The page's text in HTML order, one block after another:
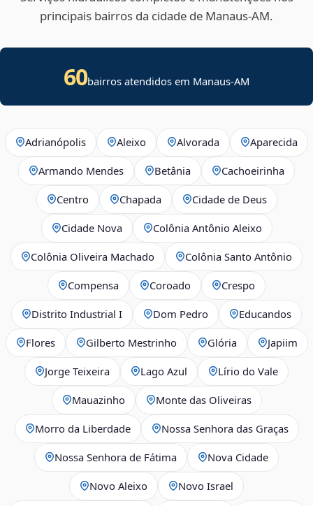
principais bairros da cidade de Manaus‑AM.
60bairros atendidos em Manaus-AM
Adrianópolis Aleixo Alvorada Aparecida
Armando Mendes Betânia Cachoeirinha
Centro Chapada Cidade de Deus
Cidade Nova Colônia Antônio Aleixo
Colônia Oliveira Machado Colônia Santo Antônio
Compensa Coroado Crespo
Distrito Industrial I Dom Pedro Educandos
Flores Gilberto Mestrinho Glória Japiim
Jorge Teixeira Lago Azul Lírio do Vale
Mauazinho Monte das Oliveiras
Morro da Liberdade Nossa Senhora das Graças
Nossa Senhora de Fátima Nova Cidade
Novo Aleixo Novo Israel